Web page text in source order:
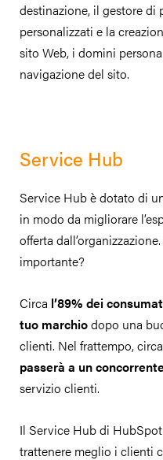
destinazione, il gestore di
personalizzati e la
sito Web, i domini
navigazione del sito.
Service Hub
Service Hub è dotato di
in modo da migliorare
offerta
importante?
Circa l’89% dei
tuo marchiodopo una
clienti. Nel frattempo, circa
passerà a un
servizio clienti.
Il Service Hub di
trattenere meglio i clienti